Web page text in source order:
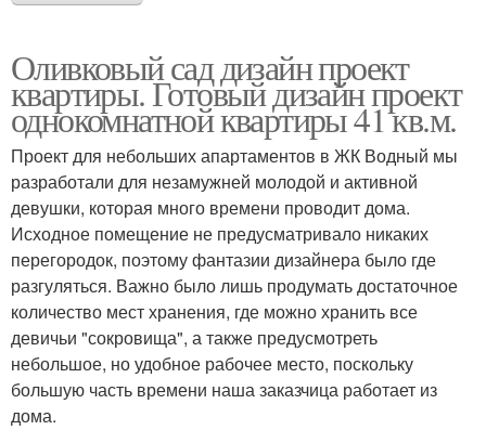
Оливковый сад дизайн проект
квартиры. Готовый дизайн проект
однокомнатной квартиры 41 кв.м.
Проект для небольших апартаментов в ЖК Водный мы
разработали для незамужней молодой и активной
девушки, которая много времени проводит дома.
Исходное помещение не предусматривало никаких
перегородок, поэтому фантазии дизайнера было где
разгуляться. Важно было лишь продумать достаточное
количество мест хранения, где можно хранить все
девичьи "сокровища", а также предусмотреть
небольшое, но удобное рабочее место, поскольку
большую часть времени наша заказчица работает из
дома.